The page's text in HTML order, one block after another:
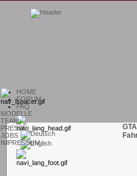
HOME
FORUM
FAQ
MODELLE
TEAM
PRESSE
JOBS
IMPRESSUM